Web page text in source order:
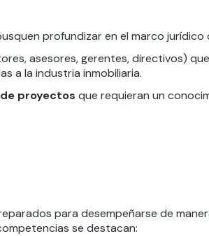
profundizar en el marco jurídico
asesores, gerentes, directivos)
a la industria inmobiliaria.
proyectos que requieran un
para desempeñarse de
se destacan: